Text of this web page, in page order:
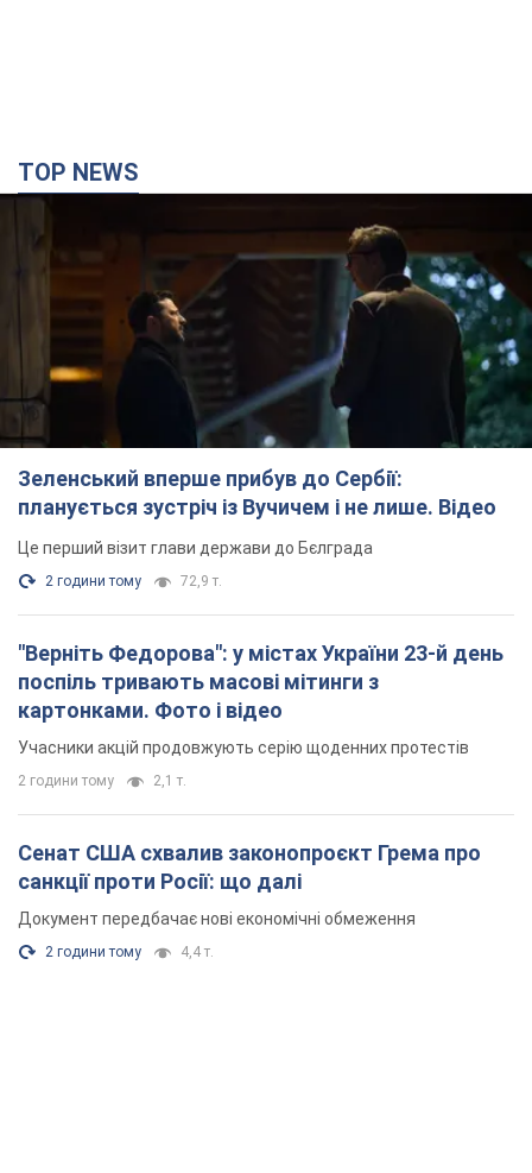
TOP NEWS
Зеленський вперше прибув до Сербії:
планується зустріч із Вучичем і не лише. Відео
Це перший візит глави держави до Бєлграда
2 години тому 72,9 т.
"Верніть Федорова": у містах України 23-й день
поспіль тривають масові мітинги з
картонками. Фото і відео
Учасники акцій продовжують серію щоденних протестів
2 години тому 2,1 т.
Сенат США схвалив законопроєкт Грема про
санкції проти Росії: що далі
Документ передбачає нові економічні обмеження
2 години тому 4,4 т.